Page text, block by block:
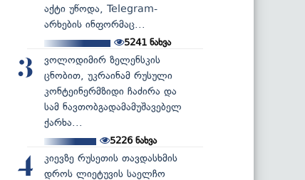
აქტი უწოდა, Telegram-
არხების ინფორმაც...
5241 ნახვა
3
ვოლოდიმირ ზელენსკის
ცნობით, უკრაინამ რუსული
კონტეინერმზიდი ჩაძირა და
სამ ნავთობგადამამუშავებელ
ქარხა...
5226ნახვა
4
კიევზე რუსეთის თავდასხმის
დროს ლიეტუვის საელჩო